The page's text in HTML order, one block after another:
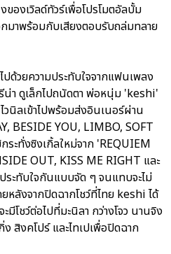
องเวิลด์ทัวร์เพื่อโปรโมตอัลบั้ม
าพร้อมกับเสียงตอบรับถล่มทลาย
ด้วยความประทับใจจากแฟนเพลง
า ดูเล็กไปถนัดตา พ่อหนุ่ม 'keshi'
วนิลเข้าไปพร้อมส่งอินเนอร์ผ่าน
BESIDE YOU, LIMBO, SOFT
ะทั่งซิงเกิ้ลใหม่จาก 'REQUIEM
OUT, KISS ME RIGHT และ
ระทับใจกันแบบจัด ๆ จนแทบจะไม่
หลังจากปิดฉากโชว์ที่ไทย keshi ได้
มีโชว์ต่อไปที่มะนิลา กว่างโจว นานจิง
สิงคโปร์ และไทเปเพื่อปิดฉาก